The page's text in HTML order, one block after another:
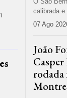
calibrada e
07 Ago
João
Casper
rodada